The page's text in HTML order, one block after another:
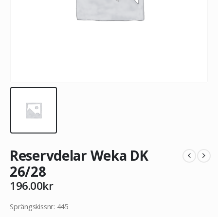
Reservdelar Weka DK
26/28
196.00kr
Sprängskissnr: 445